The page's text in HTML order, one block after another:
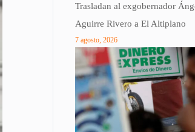
Trasladan al exgobernador
Aguirre Rivero a El Altiplano
7 agosto, 2026